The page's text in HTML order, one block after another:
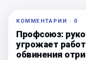
КОММЕНТАРИИ · 0
Профсоюз:
угрожает
обвинения